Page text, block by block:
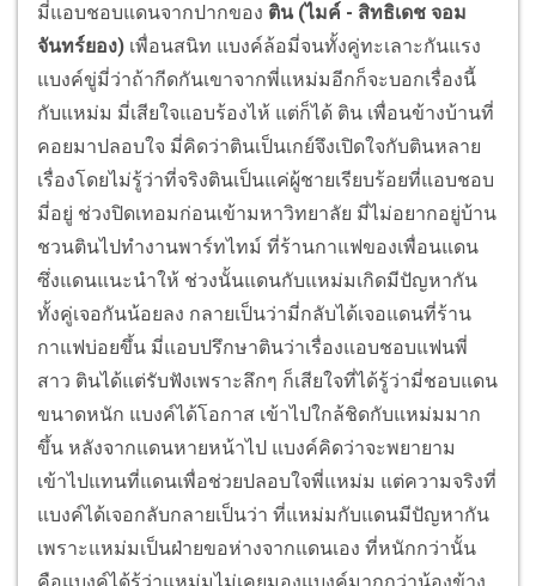
มี่แอบชอบแดนจากปากของ ติน (ไมค์ - สิทธิเดช จอม
จันทร์ยอง) เพื่อนสนิท แบงค์ล้อมี่จนทั้งคู่ทะเลาะกันแรง
แบงค์ขู่มี่ว่าถ้ากีดกันเขาจากพี่แหม่มอีกก็จะบอกเรื่องนี้
กับแหม่ม มี่เสียใจแอบร้องไห้ แต่ก็ได้ ติน เพื่อนข้างบ้านที่
คอยมาปลอบใจ มี่คิดว่าตินเป็นเกย์จึงเปิดใจกับตินหลาย
เรื่องโดยไม่รู้ว่าที่จริงตินเป็นแค่ผู้ชายเรียบร้อยที่แอบชอบ
มี่อยู่ ช่วงปิดเทอมก่อนเข้ามหาวิทยาลัย มี่ไม่อยากอยู่บ้าน
ชวนตินไปทำงานพาร์ทไทม์ ที่ร้านกาแฟของเพื่อนแดน
ซึ่งแดนแนะนำให้ ช่วงนั้นแดนกับแหม่มเกิดมีปัญหากัน
ทั้งคู่เจอกันน้อยลง กลายเป็นว่ามี่กลับได้เจอแดนที่ร้าน
กาแฟบ่อยขึ้น มี่แอบปรึกษาตินว่าเรื่องแอบชอบแฟนพี่
สาว ตินได้แต่รับฟังเพราะลึกๆ ก็เสียใจที่ได้รู้ว่ามี่ชอบแดน
ขนาดหนัก แบงค์ได้โอกาส เข้าไปใกล้ชิดกับแหม่มมาก
ขึ้น หลังจากแดนหายหน้าไป แบงค์คิดว่าจะพยายาม
เข้าไปแทนที่แดนเพื่อช่วยปลอบใจพี่แหม่ม แต่ความจริงที่
แบงค์ได้เจอกลับกลายเป็นว่า ที่แหม่มกับแดนมีปัญหากัน
เพราะแหม่มเป็นฝ่ายขอห่างจากแดนเอง ที่หนักกว่านั้น